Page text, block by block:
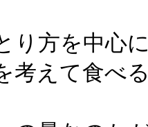
り方を中心
考えて食べ